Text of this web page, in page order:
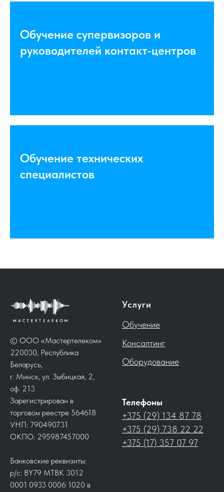
Обучение супервизоров и
руководителей контакт-центров
Обучение технических
специалистов
© ООО «Мастертелеком»
220030, Республика
Беларусь,
г. Минск, ул. Зыбицкая, 2,
оф. 213
Зарегистрирован в
торговом реестре 564618
УНП: 790490731
ОКПО: 295987457000
Банковские реквизиты:
р/с: BY79 MTBK 3012
0001 0933 0006 1020 в
Услуги
Обучение
Консалтинг
Оборудование
Телефоны
+375 (29) 134 87 78
+375 (29) 738 22 22
+375 (17) 357 07 97